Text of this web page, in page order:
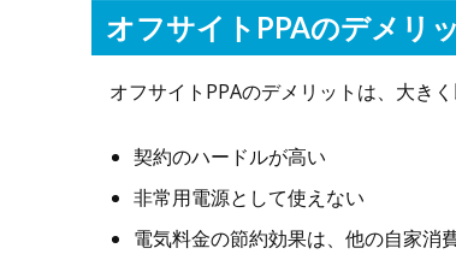
オフサイトPPAのデメリ
オフサイトPPAのデメリットは、大きく
契約のハードルが高い
非常用電源として使えない
電気料金の節約効果は、他の自家消